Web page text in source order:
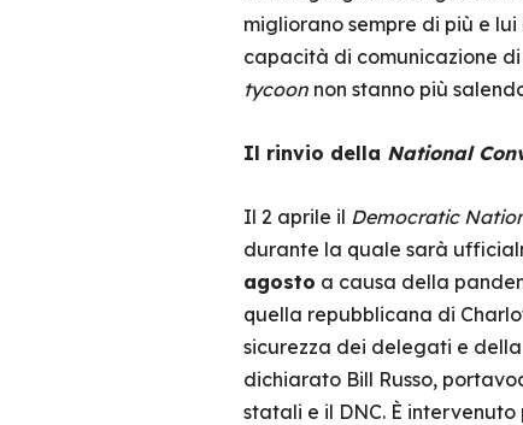
migliorano sempre di più e
capacità di comunicazione
tycoonnon stanno più
Il rinvio della National
Il 2 aprile il Democratic
durante la quale sarà
agosto a causa della
quella repubblicana di
sicurezza dei delegati e
dichiarato Bill Russo,
statali e il DNC. È